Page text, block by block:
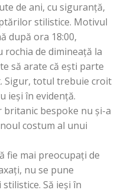
de ani, cu siguranță,
stilistice. Motivul
după ora 18:00,
rochia de dimineață la
să arate că ești parte
Sigur, totul trebuie croit
ieși în evidență.
britanic bespoke nu și-a
costum al unui
fie mai preocupați de
nu se pune
Să ieși în